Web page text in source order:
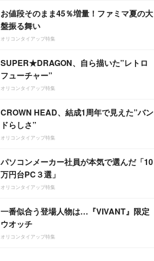
お値段そのまま45％増量！ファミマ夏の大
盤振る舞い
オリコンタイアップ特集
SUPER★DRAGON、自ら描いた”レトロ
フューチャー”
オリコンタイアップ特集
CROWN HEAD、結成1周年で見えた”バン
ドらしさ”
オリコンタイアップ特集
パソコンメーカー社員が本気で選んだ「10
万円台PC３選」
オリコンタイアップ特集
一番似合う登場人物は…『VIVANT』限定
ウオッチ
オリコンタイアップ特集